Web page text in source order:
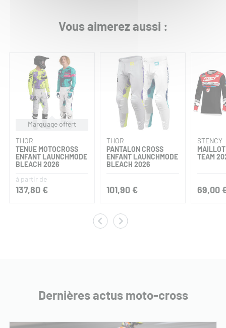
Vous aimerez aussi :
Marquage offert
THOR
TENUE MOTOCROSS
ENFANT LAUNCHMODE
BLEACH 2026
à partir de
137,80 €
THOR
PANTALON CROSS
ENFANT LAUNCHMODE
BLEACH 2026
101,90 €
STENCY
TEAM
69,00
Dernières actus moto-cross